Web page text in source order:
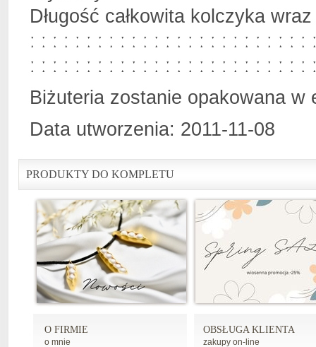
Długość całkowita kolczyka
ː ː ː ː ː ː ː ː ː ː ː ː ː ː ː ː ː ː ː ː ː ː ː ː
ː ː ː ː ː ː ː ː ː ː ː ː ː ː ː ː ː ː ː ː ː ː ː ː ː
Biżuteria zostanie opakowana w
Data utworzenia: 2011-11-08
PRODUKTY DO KOMPLETU
O FIRMIE
o mnie
OBSŁUGA KLIENTA
zakupy on-line